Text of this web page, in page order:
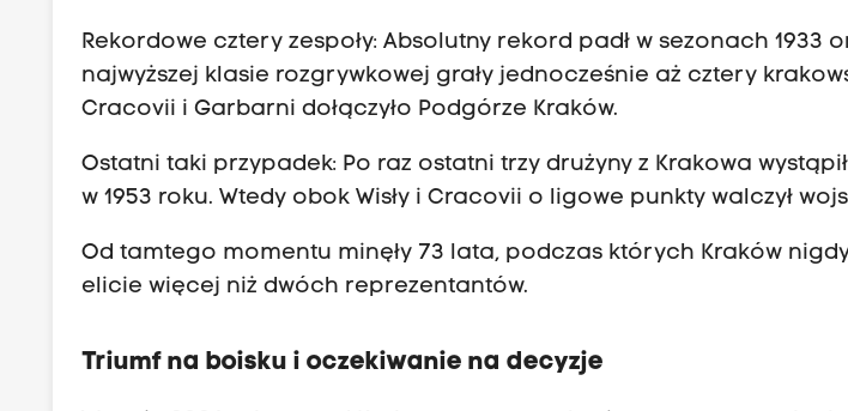
Rekordowe cztery zespoły: Absolutny rekord padł w sezonach 1933
najwyższej klasie rozgrywkowej grały jednocześnie aż cztery
Cracovii i Garbarni dołączyło Podgórze Kraków.
Ostatni taki przypadek: Po raz ostatni trzy drużyny z Krakowa
w 1953 roku. Wtedy obok Wisły i Cracovii o ligowe punkty walczył
Od tamtego momentu minęły 73 lata, podczas których Kraków nigdy
elicie więcej niż dwóch reprezentantów.
Triumf na boisku i oczekiwanie na decyzje